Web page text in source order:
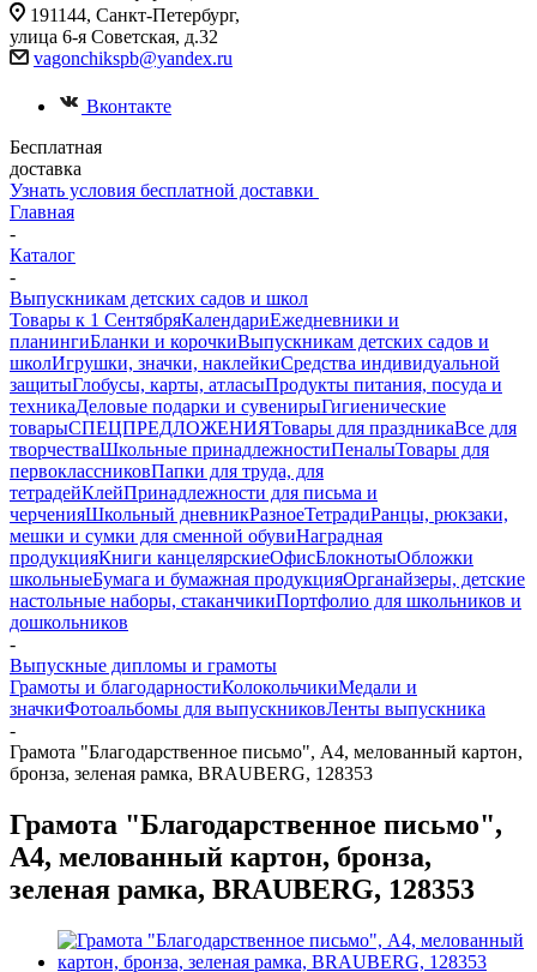
191144, Санкт-Петербург,
улица 6-я Советская, д.32
vagonchikspb@yandex.ru
Вконтакте
Бесплатная
доставка
Узнать условия бесплатной доставки
Главная
-
Каталог
-
Выпускникам детских садов и школ
Товары к 1 СентябряКалендариЕжедневники и
планингиБланки и корочкиВыпускникам детских садов и
школИгрушки, значки, наклейкиСредства индивидуальной
защитыГлобусы, карты, атласыПродукты питания, посуда и
техникаДеловые подарки и сувенирыГигиенические
товарыСПЕЦПРЕДЛОЖЕНИЯТовары для праздникаВсе для
творчестваШкольные принадлежностиПеналыТовары для
первоклассниковПапки для труда, для
тетрадейКлейПринадлежности для письма и
черченияШкольный дневникРазноеТетрадиРанцы, рюкзаки,
мешки и сумки для сменной обувиНаградная
продукцияКниги канцелярскиеОфисБлокнотыОбложки
школьныеБумага и бумажная продукцияОрганайзеры, детские
настольные наборы, стаканчикиПортфолио для школьников и
дошкольников
-
Выпускные дипломы и грамоты
Грамоты и благодарностиКолокольчикиМедали и
значкиФотоальбомы для выпускниковЛенты выпускника
-
Грамота "Благодарственное письмо", А4, мелованный картон,
бронза, зеленая рамка, BRAUBERG, 128353
Грамота "Благодарственное письмо",
А4, мелованный картон, бронза,
зеленая рамка, BRAUBERG, 128353